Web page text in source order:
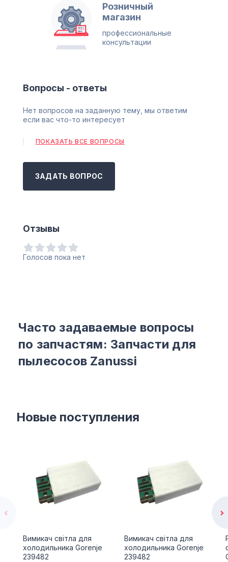
Розничный
магазин
профессиональные
консультации
Вопросы - ответы
Нет вопросов на заданную тему, мы ответим
если вас что-то интересует
ПОКАЗАТЬ ВСЕ ВОПРОСЫ
ЗАДАТЬ ВОПРОС
Отзывы
Голосов пока нет
Часто задаваемые вопросы
по запчастям: Запчасти для
пылесосов Zanussi
Новые поступления
Вимикач світла для
холодильника Gorenje
239482
Вимикач світла для
холодильника Gorenje
239482